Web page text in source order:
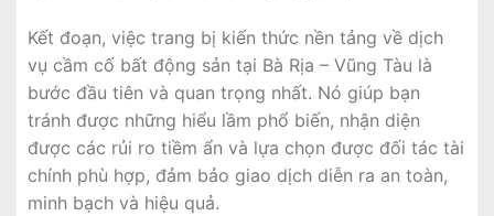
Kết đoạn, việc trang bị kiến thức nền tảng về dịch
vụ cầm cố bất động sản tại Bà Rịa – Vũng Tàu là
bước đầu tiên và quan trọng nhất. Nó giúp bạn
tránh được những hiểu lầm phổ biến, nhận diện
được các rủi ro tiềm ẩn và lựa chọn được đối tác tài
chính phù hợp, đảm bảo giao dịch diễn ra an toàn,
minh bạch và hiệu quả.